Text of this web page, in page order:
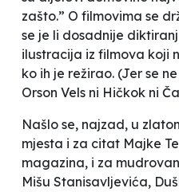
zašto.” O filmovima se
se je li dosadnije
ilustracija iz filmova koji
ko ih je režirao. (Jer se
Orson Vels ni Hičkok ni
Našlo se, najzad, u
mjesta i za citat Majke
magazina, i za
Mišu Stanisavljevića,